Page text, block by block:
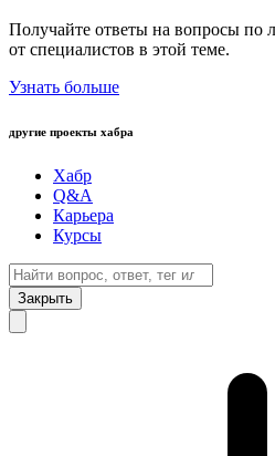
Получайте ответы на вопросы по
от специалистов в этой теме.
Узнать больше
другие проекты хабра
Хабр
Q&A
Карьера
Курсы
Закрыть